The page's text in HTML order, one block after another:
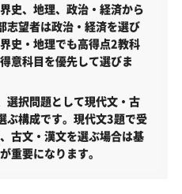
選抜〈後期〉（共通／2026年
ところ？
結果に基づく指標）
卒業後の進路
史、地理、政治・経済から
志望者は政治・経済を選び
史・地理でも高得点2教科
意科目を優先して選びま
選択問題として現代文・古
ぶ構成です。現代文3題で受
古文・漢文を選ぶ場合は基
重要になります。